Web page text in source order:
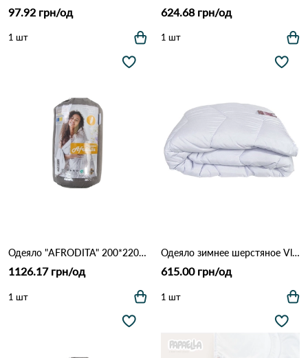
97.92 грн/од
1 шт
624.68 грн/од
1 шт
Одеяло "AFRODITA" 200*220 ВСЕСЕЗОННОЕ Леб.пух_ТМ "Идея" Бежево кофейный
1126.17 грн/од
1 шт
Одеяло зимнее шерстяное Vladi 0212 Белый
615.00 грн/од
1 шт